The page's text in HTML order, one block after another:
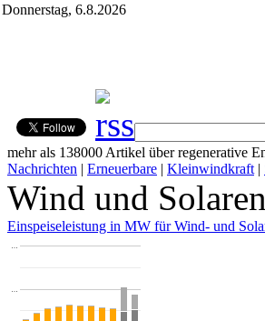
Donnerstag, 6.8.2026
mehr als 138000 Artikel über regenerative
Nachrichten | Erneuerbare | Kleinwindkraft |
Wind und
Einspeiseleistung in MW für Wind- und
…
…